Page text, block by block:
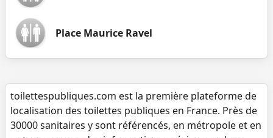
Place Maurice Ravel
toilettespubliques.com est la première plateforme de
localisation des toilettes publiques en France. Près de
30000 sanitaires y sont référencés, en métropole et en